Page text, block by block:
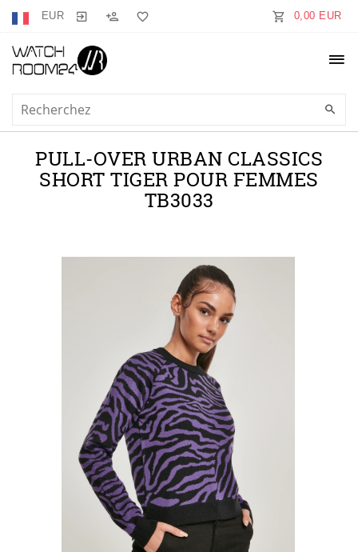
EUR 0,00 EUR
PULL-OVER URBAN CLASSICS
SHORT TIGER POUR FEMMES
TB3033